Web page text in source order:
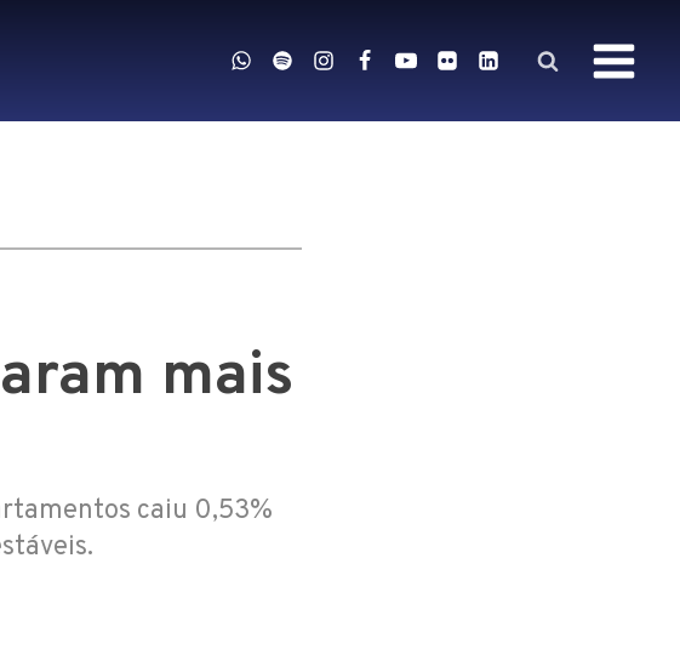
mais
caiu 0,53%